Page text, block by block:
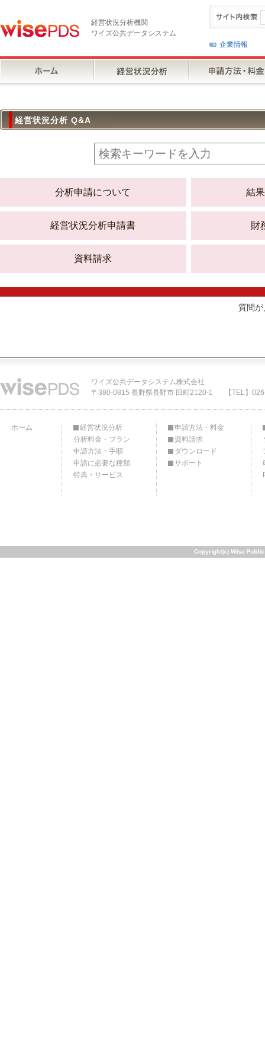
経営状況分析機関
ワイズ公共データシステム
企業情報
経営状況分析 Q&A
分析申請について 結
経営状況分析申請書 財
資料請求
質問
ワイズ公共データシステム株式会社
〒380-0815 長野県長野市 田町2120-1
【TEL】
ホーム
経営状況分析
分析料金・プラン
申請方法・手順
申請に必要な種類
特典・サービス
申請方法・料金
資料請求
ダウンロード
サポート